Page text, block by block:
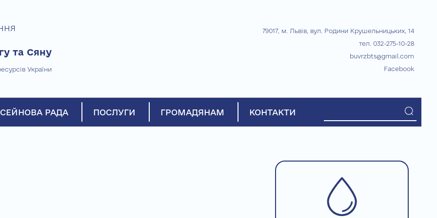
та Сяну
України
79017, м. Львів, вул. Родини Крушельницьких, 14
тел. 032-275-10-28
buvrzbts@gmail.com
Facebook
РАДА ПОСЛУГИ ГРОМАДЯНАМ КОНТАКТИ